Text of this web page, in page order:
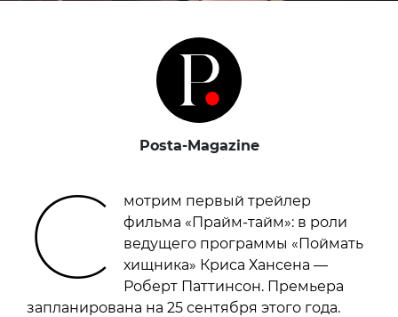
Posta-Magazine
С
мотрим первый трейлер
фильма «Прайм-тайм»: в роли
ведущего программы «Поймать
хищника» Криса Хансена —
Роберт Паттинсон. Премьера
запланирована на 25 сентября этого года.